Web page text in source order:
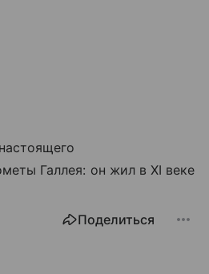
настоящего
Галлея: он жил в XI веке
Поделиться